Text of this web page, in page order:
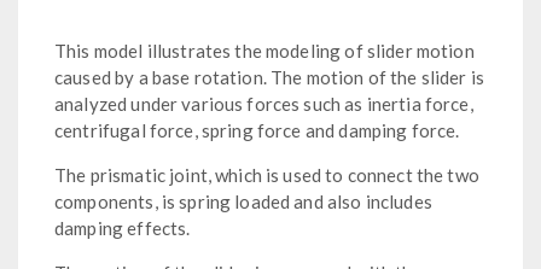
This model illustrates the modeling of slider motion
caused by a base rotation. The motion of the slider is
analyzed under various forces such as inertia force,
centrifugal force, spring force and damping force.
The prismatic joint, which is used to connect the two
components, is spring loaded and also includes
damping effects.